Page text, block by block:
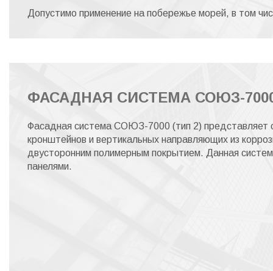
Допустимо применение на побережье морей, в том
ФАСАДНАЯ СИСТЕМА СОЮЗ-
Фасадная система СОЮЗ-7000 (тип 2) представляет
кронштейнов и вертикальных направляющих из
двусторонним полимерным покрытием. Данная
панелями.